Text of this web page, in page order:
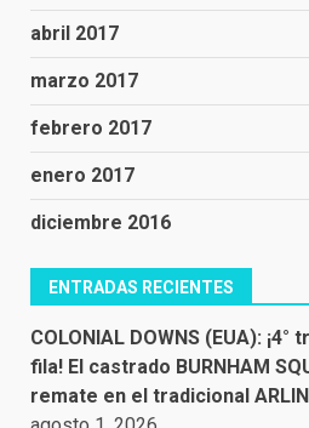
abril 2017
marzo 2017
febrero 2017
enero 2017
diciembre 2016
ENTRADAS RECIENTES
COLONIAL DOWNS (EUA):
fila! El castrado BURNHAM
remate en el tradicional